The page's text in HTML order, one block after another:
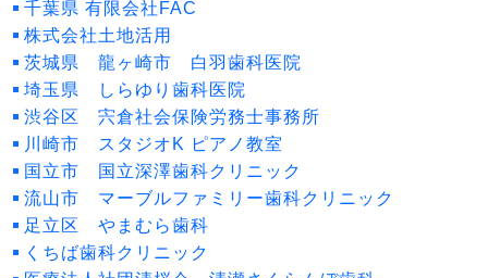
千葉県 有限会社FAC
株式会社土地活用
茨城県 龍ヶ崎市 白羽歯科医院
埼玉県 しらゆり歯科医院
渋谷区 宍倉社会保険労務士事務所
川崎市 スタジオK ピアノ教室
国立市 国立深澤歯科クリニック
流山市 マーブルファミリー歯科クリニック
足立区 やまむら歯科
くちば歯科クリニック